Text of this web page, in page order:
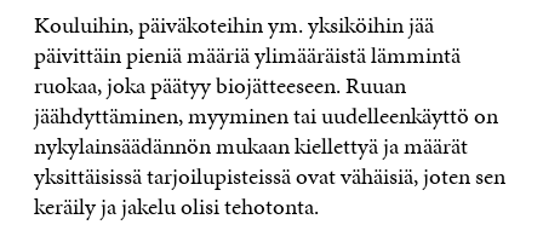
Kouluihin, päiväkoteihin ym. yksiköihin jää
päivittäin pieniä määriä ylimääräistä lämmintä
ruokaa, joka päätyy biojätteeseen. Ruuan
jäähdyttäminen, myyminen tai uudelleenkäyttö on
nykylainsäädännön mukaan kiellettyä ja määrät
yksittäisissä tarjoilupisteissä ovat vähäisiä, joten sen
keräily ja jakelu olisi tehotonta.